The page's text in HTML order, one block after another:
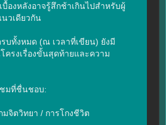
บื้องหลังอาจรู้สึกช้าเกินไปสำหรับผู้
วเดียวกัน
รบทั้งหมด (ณ เวลาที่เขียน) ยังมี
ครงเรื่องขั้นสุดท้ายและความ
มที่ชื่นชอบ:
จิตวิทยา / การโกงชีวิต